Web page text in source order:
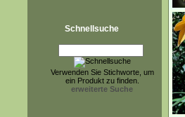
Schnellsuche
Verwenden Sie Stichworte, um
ein Produkt zu finden.
erweiterte Suche